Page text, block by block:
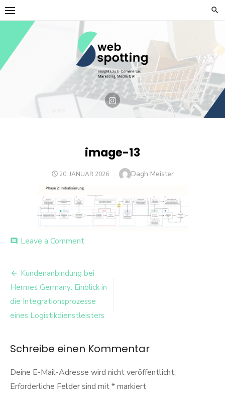
Skip
to
content
image-13
POSTED
20. JANUAR 2026 Author
Dagh Meister
comment Leave a Commenton
Beitrags-
Navigation
Kundenanbindung bei
Hermes Germany: Einblick in
die Integrationsprozesse
eines Logistikdienstleisters
Schreibe einen Kommentar
Deine E-Mail-Adresse wird nicht veröffentlicht.
Erforderliche Felder sind mit*markiert